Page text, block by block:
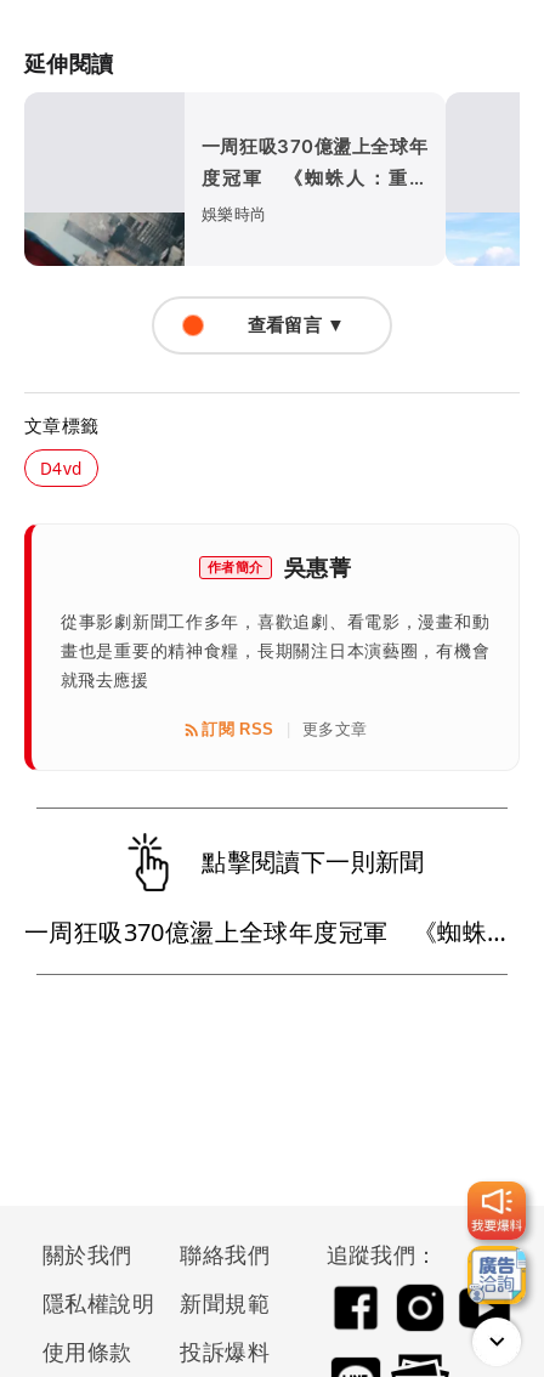
延伸閱讀
一周狂吸370億盪上全球年
度冠軍 《蜘蛛人：重生
日》如何打敗超級英雄疲
娛樂時尚
查看留言 ▼
文章標籤
D4vd
作者簡介 吳惠菁
從事影劇新聞工作多年，喜歡追劇、看電影，漫畫和動
畫也是重要的精神食糧，長期關注日本演藝圈，有機會
就飛去應援
訂閱 RSS 更多文章
點擊閱讀下一則新聞
一周狂吸370億盪上全球年度冠軍 《蜘蛛人：重生日》如何打敗超級英雄疲乏？
關於我們
聯絡我們
隱私權說明
新聞規範
使用條款
投訴爆料
追蹤我們：